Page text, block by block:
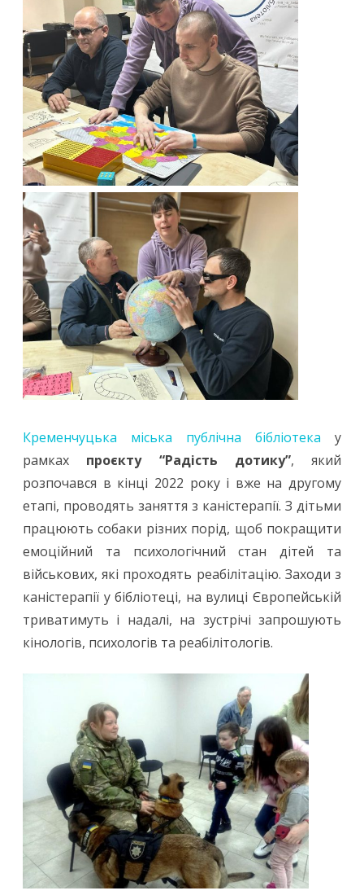
Кременчуцька міська публічна бібліотека у
рамках проєкту “Радість дотику”, який
розпочався в кінці 2022 року і вже на другому
етапі, проводять заняття з каністерапії. З дітьми
працюють собаки різних порід, щоб покращити
емоційний та психологічний стан дітей та
військових, які проходять реабілітацію. Заходи з
каністерапії у бібліотеці, на вулиці Європейській
триватимуть і надалі, на зустрічі запрошують
кінологів, психологів та реабілітологів.